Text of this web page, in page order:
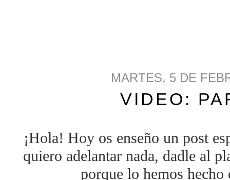
MARTES, 5 DE
VIDEO:
¡Hola! Hoy os enseño un post
quiero adelantar nada, dadle al
porque lo hemos